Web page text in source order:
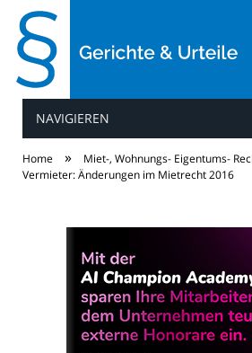
Gerichte &
NAVIGIEREN
Home » Miet-, Wohnungs- Eigentums-
Vermieter: Änderungen im Mietrecht 2016